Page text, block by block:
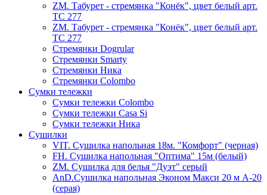
ZM. Табурет - стремянка "Конёк", цвет белый арт.
ТС 277
ZM. Табурет - стремянка "Конёк", цвет белый арт.
ТС 277
Стремянки Dogrular
Стремянки Smarty
Стремянки Ника
Стремянки Сolombo
Сумки тележки
Сумки тележки Colombo
Сумки тележки Сasa Si
Сумки тележки Ника
Сушилки
VIT. Сушилка напольная 18м. "Комфорт" (черная)
FH. Сушилка напольная "Оптима" 15м (белый)
ZM. Сушилка для белья "Дуэт" серый
AnD.Сушилка напольная Эконом Макси 20 м А-20
(серая)